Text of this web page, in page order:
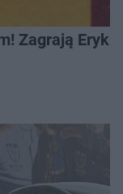
Zagrają Eryk